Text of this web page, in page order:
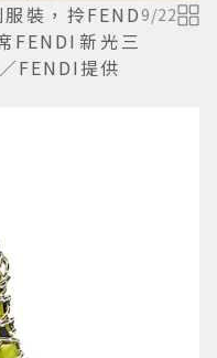
裝，拎FEND
FENDI新光三
FENDI提供
9/22